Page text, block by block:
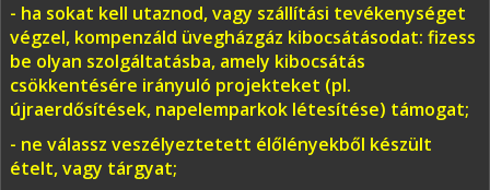
- ha sokat kell utaznod, vagy szállítási tevékenységet
végzel, kompenzáld üvegházgáz kibocsátásodat: fizess
be olyan szolgáltatásba, amely kibocsátás
csökkentésére irányuló projekteket (pl.
újraerdősítések, napelemparkok létesítése) támogat;
- ne válassz veszélyeztetett élőlényekből készült
ételt, vagy tárgyat;